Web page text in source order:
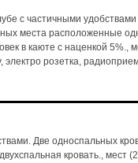
с частичными удобствами
места расположенные
в каюте с наценкой 5%.,
электро розетка,
Две односпальных
кровать., мест